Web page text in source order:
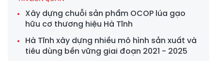
Xây dựng chuỗi sản phẩm OCOP lúa gạo
hữu cơ thương hiệu Hà Tĩnh
Hà Tĩnh xây dựng nhiều mô hình sản xuất và
tiêu dùng bền vững giai đoạn 2021 - 2025